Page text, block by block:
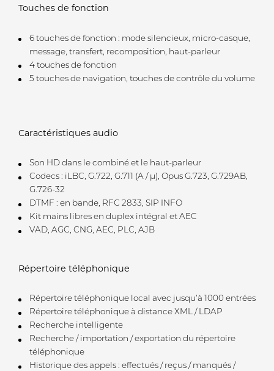
Touches de fonction
6 touches de fonction : mode silencieux, micro-casque,
message, transfert, recomposition, haut-parleur
4 touches de fonction
5 touches de navigation, touches de contrôle du volume
Caractéristiques audio
Son HD dans le combiné et le haut-parleur
Codecs : iLBC, G.722, G.711 (A / μ), Opus G.723, G.729AB,
G.726-32
DTMF : en bande, RFC 2833, SIP INFO
Kit mains libres en duplex intégral et AEC
VAD, AGC, CNG, AEC, PLC, AJB
Répertoire téléphonique
Répertoire téléphonique local avec jusqu’à 1000 entrées
Répertoire téléphonique à distance XML / LDAP
Recherche intelligente
Recherche / importation / exportation du répertoire
téléphonique
Historique des appels : effectués / reçus / manqués /